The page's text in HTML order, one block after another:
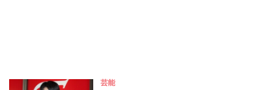
芸能